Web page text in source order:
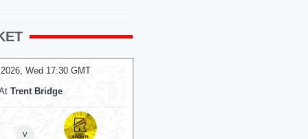
Wed 17:30 GMT
Trent Bridge
v